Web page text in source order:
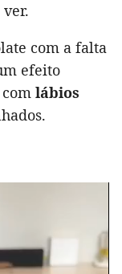
com a falta
efeito
lábios